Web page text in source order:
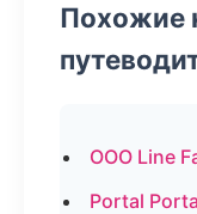
Похожие
ООО Line
Portal